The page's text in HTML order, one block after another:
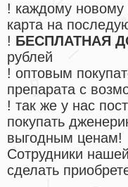
! каждому новому
карта на
! БЕСПЛАТНАЯ
рублей
! оптовым
препарата с
! так же у нас
покупать
выгодным ценам!
Cотрудники
сделать